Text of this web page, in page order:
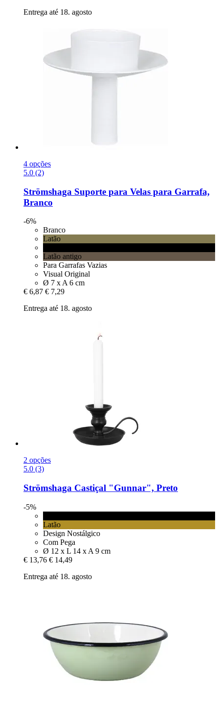
Entrega até 18. agosto
4 opções
5.0 (2)
Strömshaga Suporte para Velas para Garrafa,
Branco
-6%
Branco
Latão
Latão antigo
Para Garrafas Vazias
Visual Original
Ø 7 x A 6 cm
€ 6,87 € 7,29
Entrega até 18. agosto
2 opções
5.0 (3)
Strömshaga Castiçal "Gunnar", Preto
-5%
Latão
Design Nostálgico
Com Pega
Ø 12 x L 14 x A 9 cm
€ 13,76 € 14,49
Entrega até 18. agosto